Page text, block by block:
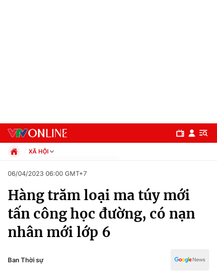
Chuyên mục
Chính trị
XÃ HỘI
Xã hội
Pháp luật
Kinh tế
Thể thao
Truyền hình
Đời sống
06/04/2023 06:00 GMT+7
Hàng trăm loại ma túy mới
tấn công học đường, có nạn
nhân mới lớp 6
Ban Thời sự